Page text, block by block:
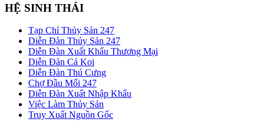
HỆ SINH THÁI
Tạp Chí Thủy Sản 247
Diễn Đàn Thủy Sản 247
Diễn Đàn Xuất Khẩu Thương Mại
Diễn Đàn Cá Koi
Diễn Đàn Thú Cưng
Chợ Đầu Mối 247
Diễn Đàn Xuất Nhập Khẩu
Việc Làm Thủy Sản
Truy Xuất Nguồn Gốc